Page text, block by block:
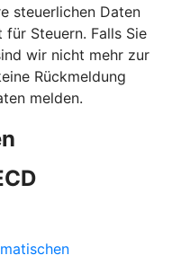
steuerlichen Daten
Steuern. Falls Sie
wir nicht mehr zur
Rückmeldung
melden.